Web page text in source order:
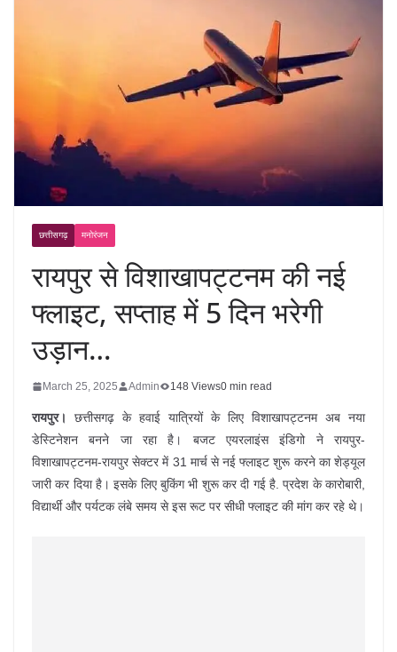
छत्तीसगढ़ मनोरंजन
रायपुर से विशाखापट्टनम की नई
फ्लाइट, सप्ताह में 5 दिन भरेगी
उड़ान…
March 25, 2025 Admin 148 Views0 min read
रायपुर।
छत्तीसगढ़ के हवाई यात्रियों के लिए विशाखापट्टनम अब नया
डेस्टिनेशन बनने जा रहा है। बजट एयरलाइंस इंडिगो ने रायपुर-
विशाखापट्टनम-रायपुर सेक्टर में 31 मार्च से नई फ्लाइट शुरू करने का शेड्यूल
जारी कर दिया है। इसके लिए बुकिंग भी शुरू कर दी गई है. प्रदेश के कारोबारी,
विद्यार्थी और पर्यटक लंबे समय से इस रूट पर सीधी फ्लाइट की मांग कर रहे थे।